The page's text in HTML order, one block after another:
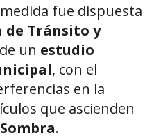
fue dispuesta
de Tránsito y
un estudio
, con el
en la
que ascienden
.